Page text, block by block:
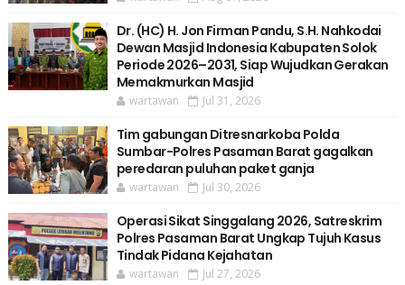
Dr. (HC) H. Jon Firman Pandu, S.H. Nahkodai
Dewan Masjid Indonesia Kabupaten Solok
Periode 2026–2031, Siap Wujudkan Gerakan
Memakmurkan Masjid
wartawan Jul 31, 2026
Tim gabungan Ditresnarkoba Polda
Sumbar-Polres Pasaman Barat gagalkan
peredaran puluhan paket ganja
wartawan Jul 30, 2026
Operasi Sikat Singgalang 2026, Satreskrim
Polres Pasaman Barat Ungkap Tujuh Kasus
Tindak Pidana Kejahatan
wartawan Jul 27, 2026